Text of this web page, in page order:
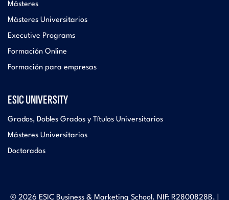
Másteres
Másteres Universitarios
Executive Programs
Formación Online
Formación para empresas
ESIC UNIVERSITY
Grados, Dobles Grados y Títulos Universitarios
Másteres Universitarios
Doctorados
© 2026 ESIC Business & Marketing School. NIF: R2800828B. |